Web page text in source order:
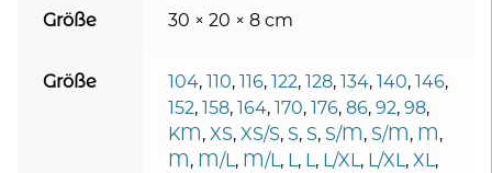
Größe 30 × 20 × 8 cm
Größe 104, 110, 116, 122, 128, 134, 140, 146,
152, 158, 164, 170, 176, 86, 92, 98,
KM, XS, XS/S, S, S, S/M, S/M, M,
M, M/L, M/L, L, L, L/XL, L/XL, XL,